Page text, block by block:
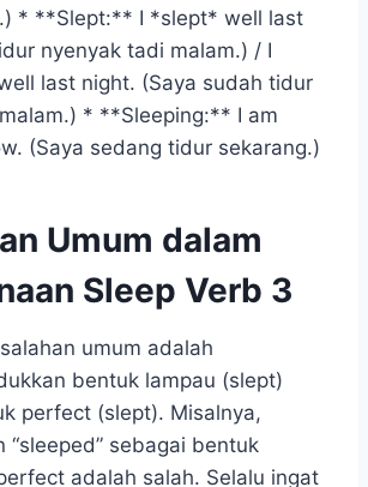
* **Slept:** I *slept* well last
nyenyak tadi malam.) / I
last night. (Saya sudah tidur
* **Sleeping:** I am
(Saya sedang tidur sekarang.)
Umum dalam
Sleep Verb 3
umum adalah
bentuk lampau (slept)
perfect (slept). Misalnya,
“sleeped” sebagai bentuk
adalah salah. Selalu ingat